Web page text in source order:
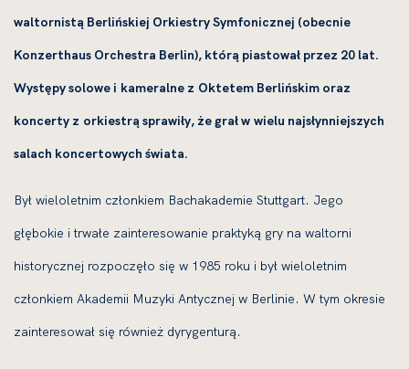
waltornistą Berlińskiej Orkiestry Symfonicznej (obecnie
Konzerthaus Orchestra Berlin), którą piastował przez 20 lat.
Występy solowe i kameralne z Oktetem Berlińskim oraz
koncerty z orkiestrą sprawiły, że grał w wielu najsłynniejszych
salach koncertowych świata.
Był wieloletnim członkiem Bachakademie Stuttgart. Jego
głębokie i trwałe zainteresowanie praktyką gry na waltorni
historycznej rozpoczęło się w 1985 roku i był wieloletnim
członkiem Akademii Muzyki Antycznej w Berlinie. W tym okresie
zainteresował się również dyrygenturą.